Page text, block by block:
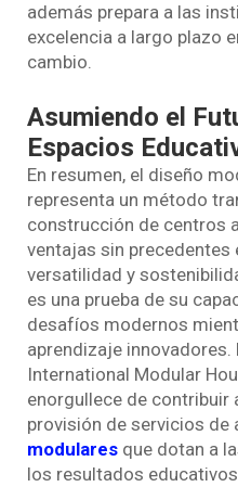
además prepara a las
excelencia a largo plazo
cambio.
Asumiendo el
Espacios
En resumen, el diseño
representa un método
construcción de centros
ventajas sin precedentes
versatilidad y
es una prueba de su
desafíos modernos
aprendizaje innovadores.
International Modular
enorgullece de contribuir
provisión de servicios de
modulares que dotan a
los resultados